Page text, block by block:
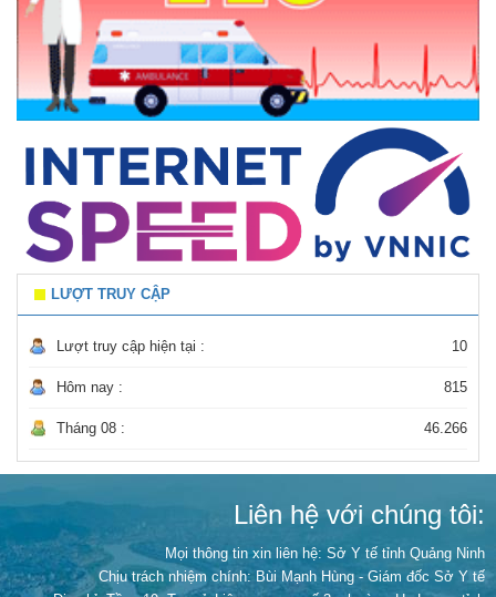
LƯỢT TRUY CẬP
Lượt truy cập hiện tại : 10
Hôm nay : 815
Tháng 08 : 46.266
Liên hệ với chúng tôi:
Mọi thông tin xin liên hệ: Sở Y tế tỉnh Quảng Ninh
Chịu trách nhiệm chính: Bùi Mạnh Hùng - Giám đốc Sở Y tế